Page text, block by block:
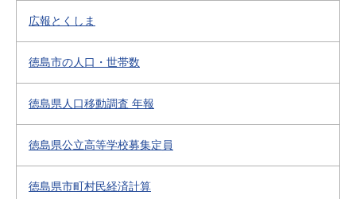
広報とくしま
徳島市の人口・世帯数
徳島県人口移動調査 年報
徳島県公立高等学校募集定員
徳島県市町村民経済計算